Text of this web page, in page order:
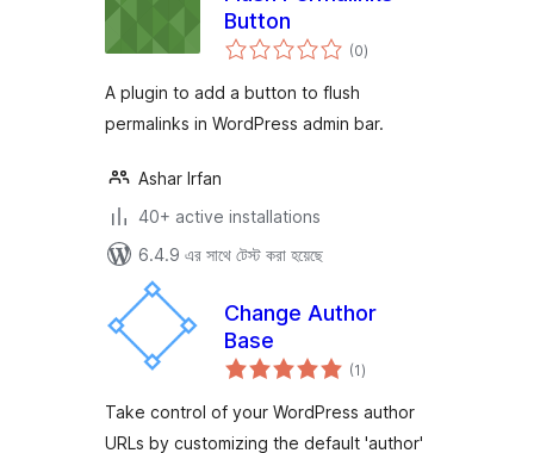
Button
(0total
ratings
)
A plugin to add a button to flush
permalinks in WordPress admin bar.
Ashar Irfan
40+ active installations
6.4.9 এর সাথে টেস্ট করা হয়েছে
Change Author
Base
(1total
ratings
)
Take control of your WordPress author
URLs by customizing the default 'author'